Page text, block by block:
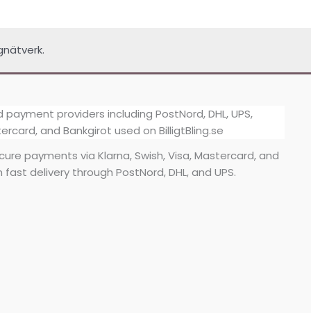
payments via Klarna, Swish, Visa, Mastercard, and
delivery through PostNord, DHL, and UPS.